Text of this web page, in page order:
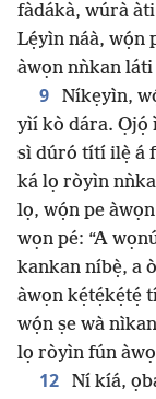
fàdákà, wúrà
Lẹ́yìn náà, wọ́n
àwọn nǹkan
9
Níkẹyìn,
yìí kò dára. Ọjọ́
sì dúró títí ilẹ̀ á
ká lọ ròyìn
lọ, wọ́n pe
wọn pé: “A
kankan níbẹ̀, a
àwọn kẹ́tẹ́kẹ́tẹ́
wọ́n ṣe wà
lọ ròyìn fún
12
Ní kíá,